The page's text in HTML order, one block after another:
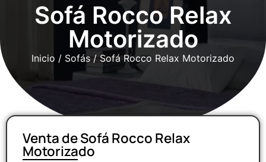
Sofá Rocco Relax
Motorizado
Inicio / Sofás / Sofá Rocco Relax Motorizado
Venta de Sofá Rocco Relax
Motorizado